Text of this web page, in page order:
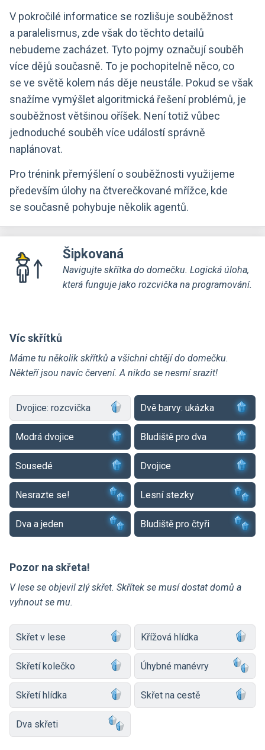
V pokročilé informatice se rozlišuje souběžnost
a paralelismus, zde však do těchto detailů
nebudeme zacházet. Tyto pojmy označují souběh
více dějů současně. To je pochopitelně něco, co
se ve světě kolem nás děje neustále. Pokud se však
snažíme vymýšlet algoritmická řešení problémů, je
souběžnost většinou oříšek. Není totiž vůbec
jednoduché souběh více událostí správně
naplánovat.
Pro trénink přemýšlení o souběžnosti využijeme
především úlohy na čtverečkované mřížce, kde
se současně pohybuje několik agentů.
Šipkovaná
Navigujte skřítka do domečku. Logická úloha,
která funguje jako rozcvička na programování.
Víc skřítků
Máme tu několik skřítků a všichni chtějí do domečku.
Někteří jsou navíc červení. A nikdo se nesmí srazit!
Dvojice: rozcvička Dvě barvy: ukázka
Modrá dvojice Bludiště pro dva
Sousedé Dvojice
Nesrazte se! Lesní stezky
Dva a jeden Bludiště pro čtyři
Pozor na skřeta!
V lese se objevil zlý skřet. Skřítek se musí dostat domů a
vyhnout se mu.
Skřet v lese Křížová hlídka
Skřetí kolečko Úhybné manévry
Skřetí hlídka Skřet na cestě
Dva skřeti